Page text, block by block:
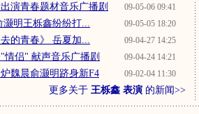
09-05-06 09:41
演青春题材音乐广播剧
09-05-05 18:20
明王栎鑫纷纷打...
09-04-27 14:25
的青春》 岳夏加...
09-04-24 14:21
情侣" 献声音乐广播剧
09-02-04 11:30
魏晨俞灏明跻身新F4
更多关于 王栎鑫 表演 的新闻>>